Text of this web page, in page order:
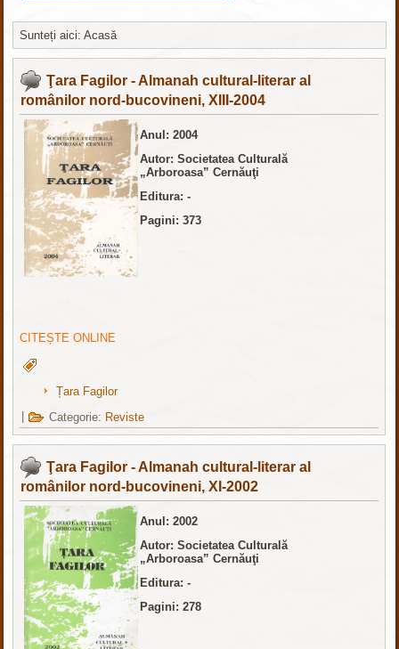
Sunteți aici:Acasă
Ţara Fagilor - Almanah cultural-literar al
românilor nord-bucovineni, XIII-2004
Anul: 2004
Autor: Societatea Culturală
„Arboroasa” Cernăuţi
Editura: -
Pagini: 373
CITEȘTE ONLINE
Țara Fagilor
Categorie: Reviste
Ţara Fagilor - Almanah cultural-literar al
românilor nord-bucovineni, XI-2002
Anul: 2002
Autor: Societatea Culturală
„Arboroasa” Cernăuţi
Editura: -
Pagini: 278